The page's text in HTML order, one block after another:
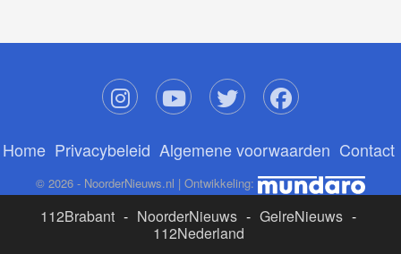
Home Privacybeleid Algemene voorwaarden Contact
© 2026 - NoorderNieuws.nl | Ontwikkeling:
112Brabant - NoorderNieuws - GelreNieuws -
112Nederland